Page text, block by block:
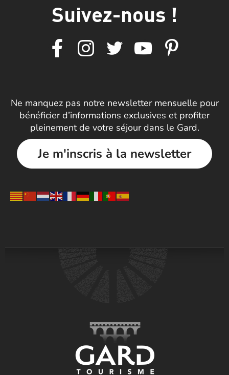
Suivez-nous !
Ne manquez pas notre newsletter mensuelle pour
bénéficier d’informations exclusives et profiter
pleinement de votre séjour dans le Gard.
Je m'inscris à la newsletter